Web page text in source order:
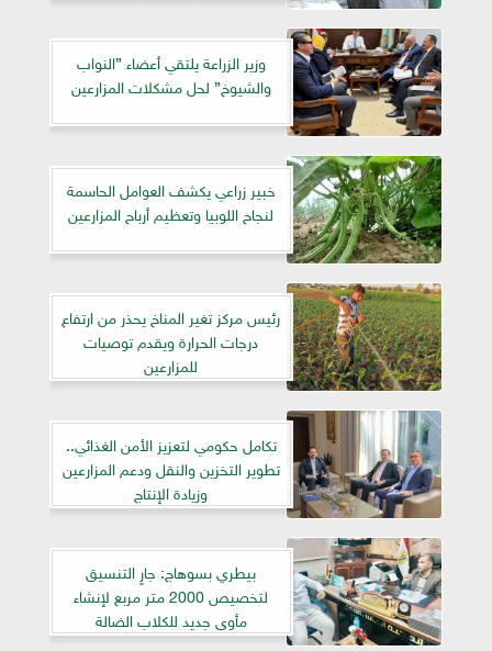
وزير الزراعة يلتقي أعضاء ”النواب
والشيوخ” لحل مشكلات المزارعين
خبير زراعي يكشف العوامل الحاسمة
لنجاح اللوبيا وتعظيم أرباح المزارعين
رئيس مركز تغير المناخ يحذر من ارتفاع
درجات الحرارة ويقدم توصيات
للمزارعين
تكامل حكومي لتعزيز الأمن الغذائي..
تطوير التخزين والنقل ودعم المزارعين
وزيادة الإنتاج
بيطري بسوهاج: جارٍ التنسيق
لتخصيص 2000 متر مربع لإنشاء
مأوى جديد للكلاب الضالة